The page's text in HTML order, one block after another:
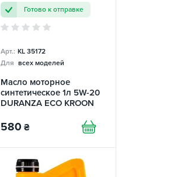
Готово к отправке
Арт.: KL 35172
Для всех моделей
Масло моторное
синтетическое 1л 5W-20
DURANZA ECO KROON
580 ₴